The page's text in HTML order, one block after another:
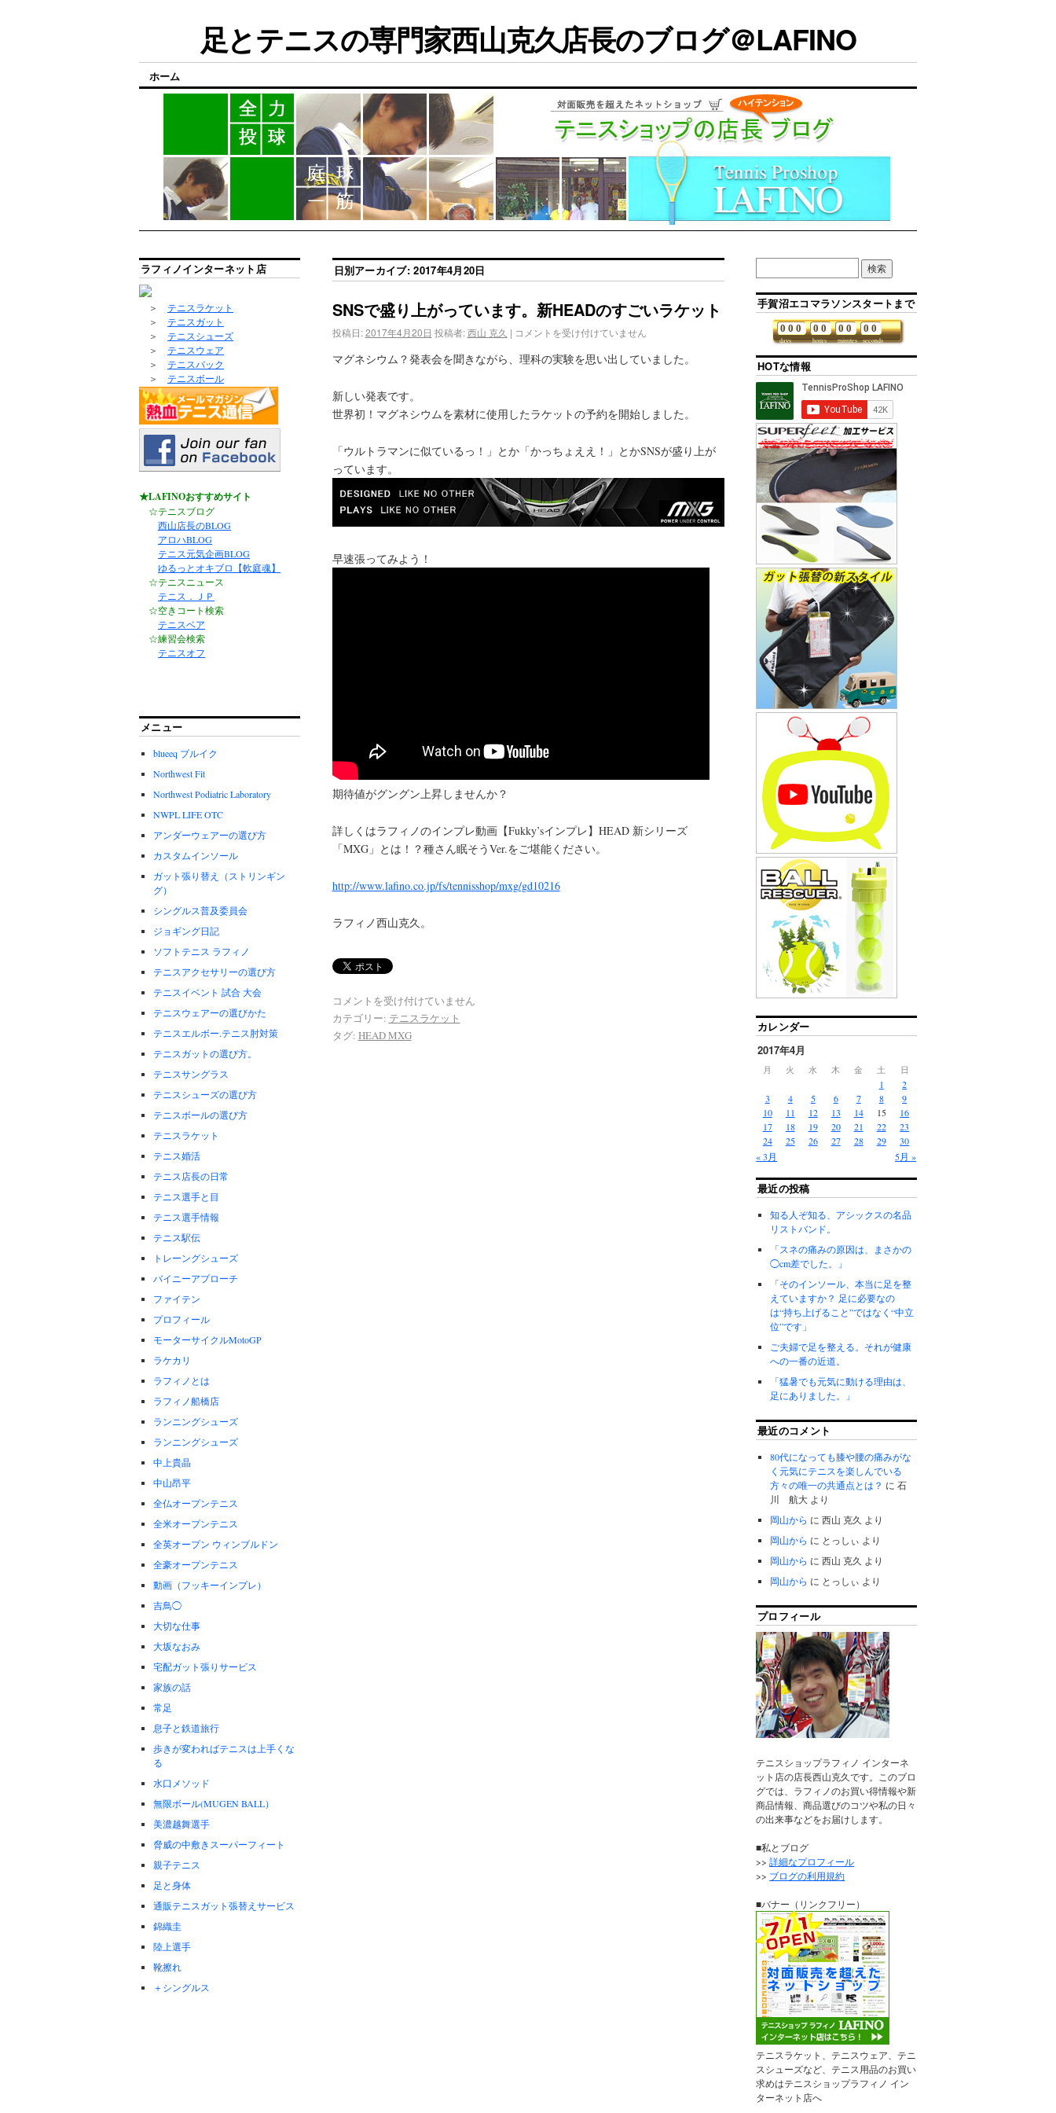
足とテニスの専門家西山克久店長のブログ＠LAFINO
ホーム
日別アーカイブ:2017年4月20日
SNSで盛り上がっています。新HEADのすごいラケット
投稿日: 2017年4月20日 投稿者: 西山 克久 | コメントを受け付けていません
マグネシウム？発表会を聞きながら、理科の実験を思い出していました。
新しい発表です。
世界初！マグネシウムを素材に使用したラケットの予約を開始しました。
「ウルトラマンに似ているっ！」とか「かっちょええ！」とかSNSが盛り上が
っています。
早速張ってみよう！
期待値がグングン上昇しませんか？
詳しくはラフィノのインプレ動画【Fukky’sインプレ】HEAD 新シリーズ
「MXG」とは！？種さん眠そうVer.をご堪能ください。
http://www.lafino.co.jp/fs/tennisshop/mxg/gd10216
ラフィノ西山克久。
コメントを受け付けていません
カテゴリー: テニスラケット
タグ: HEAD MXG
ラフィノインターネット店
＞ テニスラケット
＞ テニスガット
＞ テニスシューズ
＞ テニスウェア
＞ テニスバック
＞ テニスボール
★LAFINOおすすめサイト
☆テニスブログ
西山店長のBLOG
アロハBLOG
テニス元気企画BLOG
ゆるっとオキブロ【軟庭魂】
☆テニスニュース
テニス．ＪＰ
☆空きコート検索
テニスベア
☆練習会検索
テニスオフ
メニュー
blueeq ブルイク
Northwest Fit
Northwest Podiatric Laboratory
NWPL LIFE OTC
アンダーウェアーの選び方
カスタムインソール
ガット張り替え（ストリンギン
グ）
シングルス普及委員会
ジョギング日記
ソフトテニス ラフィノ
テニスアクセサリーの選び方
テニスイベント 試合 大会
テニスウェアーの選びかた
テニスエルボー.テニス肘対策
テニスガットの選び方。
テニスサングラス
テニスシューズの選び方
テニスボールの選び方
テニスラケット
テニス婚活
テニス店長の日常
テニス選手と目
テニス選手情報
テニス駅伝
トレーングシューズ
バイニーアプローチ
ファイテン
プロフィール
モーターサイクルMotoGP
ラケカリ
ラフィノとは
ラフィノ船橋店
ランニングシューズ
ランニングシューズ
中上貴晶
中山昂平
全仏オープンテニス
全米オープンテニス
全英オープン ウィンブルドン
全豪オープンテニス
動画（フッキーインプレ）
吉鳥◯
大切な仕事
大坂なおみ
宅配ガット張りサービス
家族の話
常足
息子と鉄道旅行
歩きが変わればテニスは上手くな
る
水口メソッド
無限ボール(MUGEN BALL）
美濃越舞選手
脅威の中敷きスーパーフィート
親子テニス
足と身体
通販テニスガット張替えサービス
錦織圭
陸上選手
靴擦れ
＋シングルス
手賀沼エコマラソンスタートまで
days
0 0 0
hours
0 0
minutes
0 0
seconds
0 0
HOTな情報
カレンダー
2017年4月
月 火 水 木 金 土 日
« 3月 5月 »
1
2
3
4 5 6 7 8
9
10
11 12 13 14 15
16
17
18 19 20 21 22
23
24
25 26 27 28 29 30
最近の投稿
知る人ぞ知る、アシックスの名品
リストバンド。
「スネの痛みの原因は、まさかの
◯cm差でした。」
「そのインソール、本当に足を整
えていますか？ 足に必要なの
は“持ち上げること”ではなく“中立
位”です」
ご夫婦で足を整える。それが健康
への一番の近道。
「猛暑でも元気に動ける理由は、
足にありました。」
最近のコメント
80代になっても膝や腰の痛みがな
く元気にテニスを楽しんでいる
方々の唯一の共通点とは？ に石
川 航大 より
岡山から に西山 克久 より
岡山から に とっしぃ より
岡山から に西山 克久 より
岡山から に とっしぃ より
プロフィール
テニスショップラフィノ インターネ
ット店の店長西山克久です。このブロ
グでは、ラフィノのお買い得情報や新
商品情報、商品選びのコツや私の日々
の出来事などをお届けします。
■私とブログ
>>詳細なプロフィール
>> ブログの利用規約
■バナー（リンクフリー）
テニスラケット、テニスウェア、テニ
スシューズなど、テニス用品のお買い
求めはテニスショップラフィノ イン
ターネット店へ